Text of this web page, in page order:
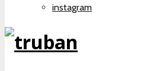
instagram